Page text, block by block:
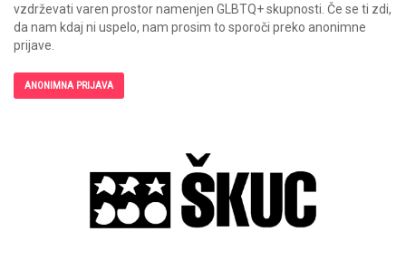
vzdrževati varen prostor namenjen GLBTQ+ skupnosti. Če se ti zdi,
da nam kdaj ni uspelo, nam prosim to sporoči preko anonimne
prijave.
ANONIMNA PRIJAVA